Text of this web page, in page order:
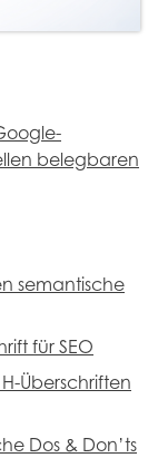
belegbaren
semantische
für SEO
Überschriften
Dos & Don’ts